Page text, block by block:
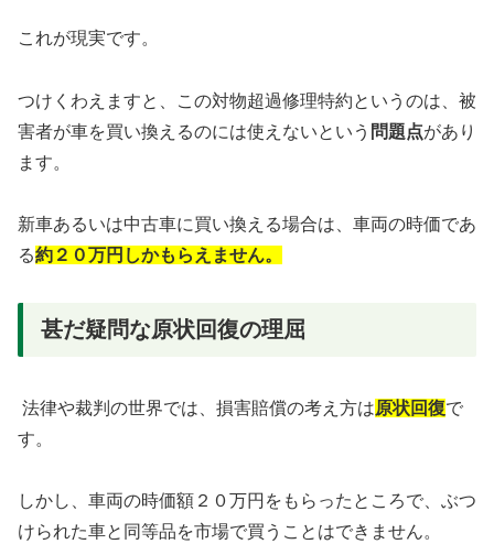
これが現実です。
つけくわえますと、この対物超過修理特約というのは、 被
害者が車を買い換えるのには使えないという 問題点があり
ます。
新車あるいは中古車に買い換える場合は、車両の時価であ
る約２０万円しかもらえません。
甚だ疑問な原状回復の理屈
法律や裁判の世界では、損害賠償の考え方は原状回復で
す。
しかし、車両の時価額２０万円をもらったところで、ぶつ
けられた車と同等品を市場で買うことはできません。